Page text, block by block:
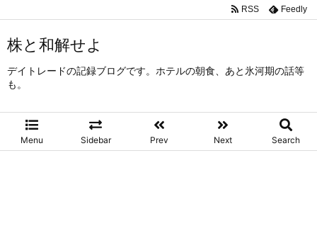
株と和解せよ
デイトレードの記録ブログです。ホテルの朝食、あと氷河期の話等
も。
Menu Sidebar Prev Next Search
RSS Feedly